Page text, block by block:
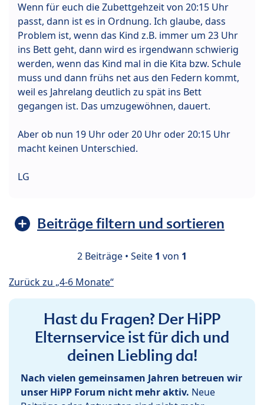
Wenn für euch die Zubettgehzeit von 20:15 Uhr
passt, dann ist es in Ordnung. Ich glaube, dass
Problem ist, wenn das Kind z.B. immer um 23 Uhr
ins Bett geht, dann wird es irgendwann schwierig
werden, wenn das Kind mal in die Kita bzw. Schule
muss und dann frühs net aus den Federn kommt,
weil es Jahrelang deutlich zu spät ins Bett
gegangen ist. Das umzugewöhnen, dauert.
Aber ob nun 19 Uhr oder 20 Uhr oder 20:15 Uhr
macht keinen Unterschied.
LG
Beiträge filtern und sortieren
2 Beiträge • Seite 1 von 1
Zurück zu „4-6 Monate“
Hast du Fragen? Der HiPP
Elternservice ist für dich und
deinen Liebling da!
Nach vielen gemeinsamen Jahren betreuen wir
unser HiPP Forum nicht mehr aktiv. Neue